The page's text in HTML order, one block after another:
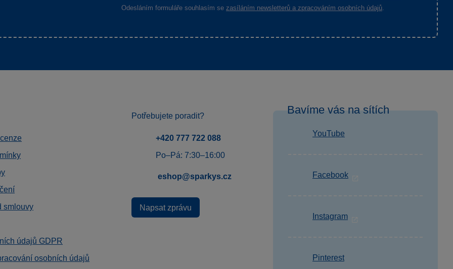
Odesláním formuláře souhlasím se zasíláním newsletterů a zpracováním osobních údajů.
smlouvy
údajů GDPR
osobních údajů
Potřebujete poradit?
+420 777 722 088
Po–Pá: 7:30–16:00
eshop@sparkys.cz
Napsat zprávu
Bavíme vás na sítích
YouTube
Facebook
Instagram
Pinterest